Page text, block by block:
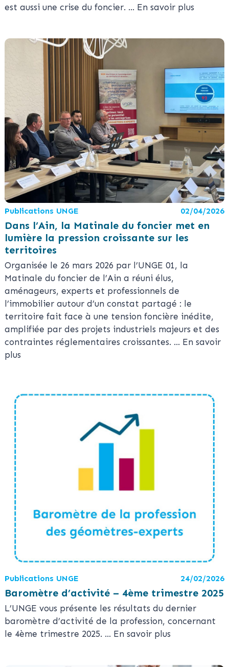
est aussi une crise du foncier. ... En savoir plus
Publications UNGE 02/04/2026
Dans l’Ain, la Matinale du foncier met en
lumière la pression croissante sur les
territoires
Organisée le 26 mars 2026 par l’UNGE 01, la
Matinale du foncier de l’Ain a réuni élus,
aménageurs, experts et professionnels de
l’immobilier autour d’un constat partagé : le
territoire fait face à une tension foncière inédite,
amplifiée par des projets industriels majeurs et des
contraintes réglementaires croissantes. ... En savoir
plus
Publications UNGE 24/02/2026
Baromètre d’activité – 4ème trimestre 2025
L’UNGE vous présente les résultats du dernier
baromètre d’activité de la profession, concernant
le 4ème trimestre 2025. ... En savoir plus